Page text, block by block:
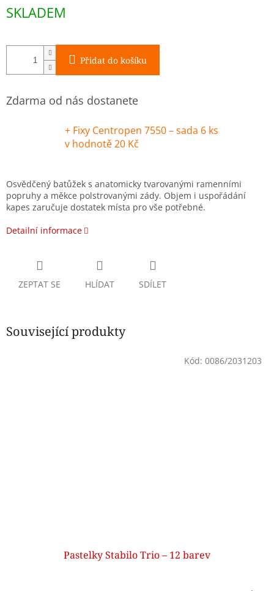
cena:
SKLADEM
Přidat do košíku
Zdarma od nás dostanete
+ Fixy Centropen 7550 – sada 6 ks
v hodnotě 20 Kč
Osvědčený batůžek s anatomicky tvarovanými ramenními
popruhy a měkce polstrovanými zády. Objem i uspořádání
kapes zaručuje dostatek místa pro vše potřebné.
Detailní informace
ZEPTAT SE HLÍDAT SDÍLET
Související produkty
Pastelky Stabilo Trio – 12 barev
Kód: 0086/2031203